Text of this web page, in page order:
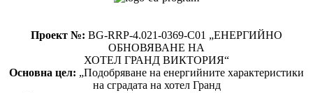
Проект №: BG-RRP-4.021-0369-C01 „ЕНЕРГИЙНО
ОБНОВЯВАНЕ НА
ХОТЕЛ ГРАНД ВИКТОРИЯ“
Основна цел: „Подобряване на енергийните характеристики
на сградата на хотел Гранд